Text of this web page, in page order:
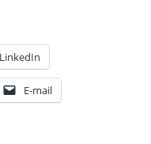
LinkedIn
E-mail